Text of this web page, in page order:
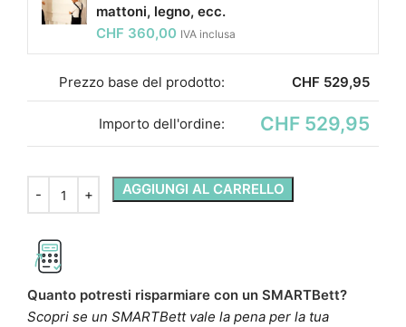
mattoni, legno, ecc.
CHF 360,00 IVA inclusa
Prezzo base del prodotto: CHF 529,95
Importo dell'ordine: CHF 529,95
AGGIUNGI AL CARRELLO
Quanto potresti risparmiare con un SMARTBett?
Scopri se un SMARTBett vale la pena per la tua